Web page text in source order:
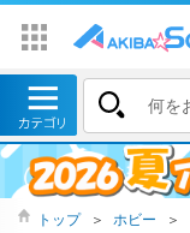
トップ ＞ ホビー ＞